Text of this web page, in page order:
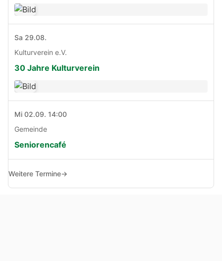
Sa 29.08.
Kulturverein e.V.
30 Jahre Kulturverein
Mi 02.09. 14:00
Gemeinde
Seniorencafé
Weitere Termine→